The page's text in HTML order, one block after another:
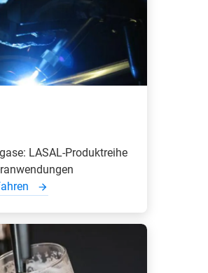
LASAL-Produktreihe